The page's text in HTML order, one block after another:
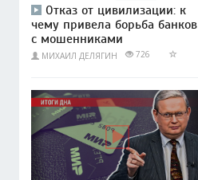
Отказ от цивилизации: к
чему привела борьба банков
с мошенниками
МИХАИЛ ДЕЛЯГИН 726